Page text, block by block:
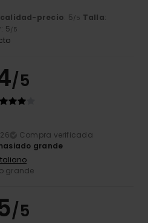
calidad-precio: 5/5 Talla:
: 5/5
/5
Compra verificada
grande
grande
/5